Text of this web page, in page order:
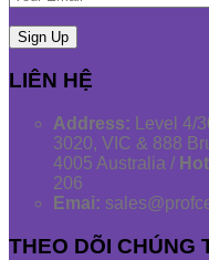
LIÊN HỆ
Address: Level 4/
3020, VIC & 888
4005 Australia /
206
Emai:
THEO DÕI CHÚNG